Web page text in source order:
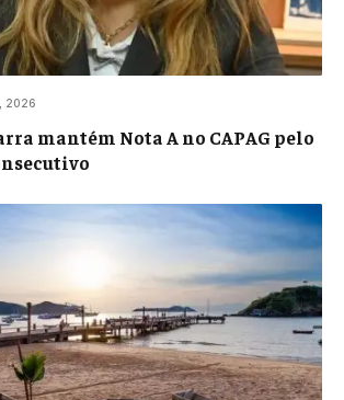
2026
mantém Nota A no CAPAG pelo